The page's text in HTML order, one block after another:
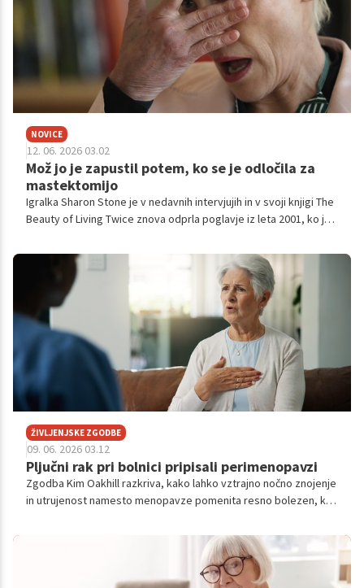
NOVICE
12. 06. 2026 03.02
Mož jo je zapustil potem, ko se je odločila za
mastektomijo
Igralka Sharon Stone je v nedavnih intervjujih in v svoji knjigi The
Beauty of Living Twice znova odprla poglavje iz leta 2001, ko je
prsih.
ŽIVLJENJSKE ZGODBE
09. 06. 2026 03.12
Pljučni rak pri bolnici pripisali perimenopavzi
Zgodba Kim Oakhill razkriva, kako lahko vztrajno nočno znojenje
in utrujenost namesto menopavze pomenita resno bolezen, ki